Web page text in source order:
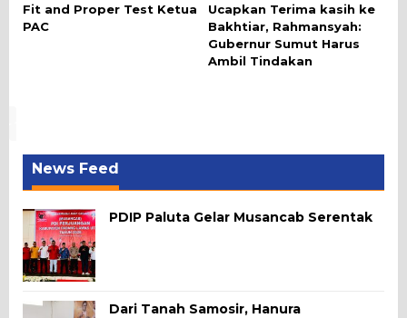
Fit and Proper Test Ketua
PAC
Ucapkan Terima kasih ke
Bakhtiar, Rahmansyah:
Gubernur Sumut Harus
Ambil Tindakan
News Feed
PDIP Paluta Gelar Musancab Serentak
Dari Tanah Samosir, Hanura